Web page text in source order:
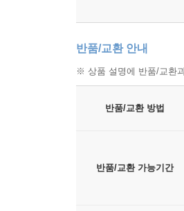
반품/교환 안내
※ 상품 설명에 반품/교환
반품/교환 방법
반품/교환 가능기간